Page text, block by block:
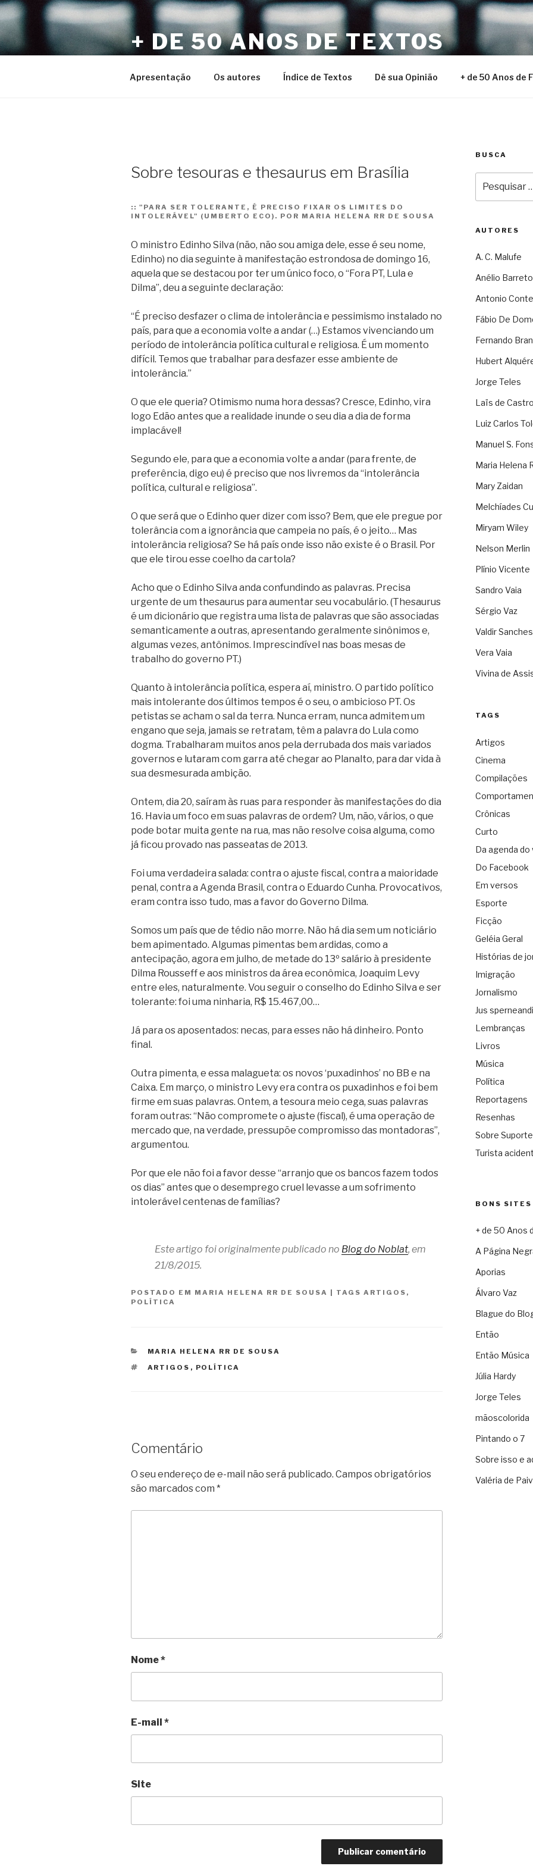
Pular
para
o
conteúdo
+ DE 50 ANOS DE TEXTOS
Apresentação Os autores Índice de Textos Dê sua Opinião + de 50 Anos de
Sobre tesouras e thesaurus em Brasília
:: "PARA SER TOLERANTE, É PRECISO FIXAR OS LIMITES DO
INTOLERÁVEL" (UMBERTO ECO). POR MARIA HELENA RR DE SOUSA
O ministro Edinho Silva (não, não sou amiga dele, esse é seu nome,
Edinho) no dia seguinte à manifestação estrondosa de domingo 16,
aquela que se destacou por ter um único foco, o “Fora PT, Lula e
Dilma”, deu a seguinte declaração:
“É preciso desfazer o clima de intolerância e pessimismo instalado no
país, para que a economia volte a andar (…) Estamos vivenciando um
período de intolerância política cultural e religiosa. É um momento
difícil. Temos que trabalhar para desfazer esse ambiente de
intolerância.”
O que ele queria? Otimismo numa hora dessas? Cresce, Edinho, vira
logo Edão antes que a realidade inunde o seu dia a dia de forma
implacável!
Segundo ele, para que a economia volte a andar (para frente, de
preferência, digo eu) é preciso que nos livremos da “intolerância
política, cultural e religiosa”.
O que será que o Edinho quer dizer com isso? Bem, que ele pregue por
tolerância com a ignorância que campeia no país, é o jeito… Mas
intolerância religiosa? Se há país onde isso não existe é o Brasil. Por
que ele tirou esse coelho da cartola?
Acho que o Edinho Silva anda confundindo as palavras. Precisa
urgente de um thesaurus para aumentar seu vocabulário. (Thesaurus
é um dicionário que registra uma lista de palavras que são associadas
semanticamente a outras, apresentando geralmente sinônimos e,
algumas vezes, antônimos. Imprescindível nas boas mesas de
trabalho do governo PT.)
Quanto à intolerância política, espera aí, ministro. O partido político
mais intolerante dos últimos tempos é o seu, o ambicioso PT. Os
petistas se acham o sal da terra. Nunca erram, nunca admitem um
engano que seja, jamais se retratam, têm a palavra do Lula como
dogma. Trabalharam muitos anos pela derrubada dos mais variados
governos e lutaram com garra até chegar ao Planalto, para dar vida à
sua desmesurada ambição.
Ontem, dia 20, saíram às ruas para responder às manifestações do dia
16. Havia um foco em suas palavras de ordem? Um, não, vários, o que
pode botar muita gente na rua, mas não resolve coisa alguma, como
já ficou provado nas passeatas de 2013.
Foi uma verdadeira salada: contra o ajuste fiscal, contra a maioridade
penal, contra a Agenda Brasil, contra o Eduardo Cunha. Provocativos,
eram contra isso tudo, mas a favor do Governo Dilma.
Somos um país que de tédio não morre. Não há dia sem um noticiário
bem apimentado. Algumas pimentas bem ardidas, como a
antecipação, agora em julho, de metade do 13º salário à presidente
Dilma Rousseff e aos ministros da área econômica, Joaquim Levy
entre eles, naturalmente. Vou seguir o conselho do Edinho Silva e ser
tolerante: foi uma ninharia, R$ 15.467,00…
Já para os aposentados: necas, para esses não há dinheiro. Ponto
final.
Outra pimenta, e essa malagueta: os novos ‘puxadinhos’ no BB e na
Caixa. Em março, o ministro Levy era contra os puxadinhos e foi bem
firme em suas palavras. Ontem, a tesoura meio cega, suas palavras
foram outras: “Não compromete o ajuste (fiscal), é uma operação de
mercado que, na verdade, pressupõe compromisso das montadoras”,
argumentou.
Por que ele não foi a favor desse “arranjo que os bancos fazem todos
os dias” antes que o desemprego cruel levasse a um sofrimento
intolerável centenas de famílias?
Este artigo foi originalmente publicado no Blog do Noblat, em
21/8/2015.
POSTADO EM MARIA HELENA RR DE SOUSA | TAGS ARTIGOS ,
POLÍTICA
CATEGORIAS
MARIA HELENA RR DE SOUSA
TAGS
ARTIGOS , POLÍTICA
Comentário
O seu endereço de e-mail não será publicado. Campos obrigatórios
são marcados com *
Nome*
E-mail *
Site
BUSCA
por:
AUTORES
A. C. Malufe
Anélio Barreto
Antonio
Fábio De
Fernando
Hubert
Jorge Teles
Laïs de Castro
Luiz Carlos
Manuel S.
Maria Helena
Mary Zaidan
Melchíades
Miryam Wiley
Nelson Merlin
Plínio Vicente
Sandro Vaia
Sérgio Vaz
Valdir Sanches
Vera Vaia
Vivina de
TAGS
Artigos
Cinema
Compilações
Crônicas
Curto
Da agenda do
Do Facebook
Em versos
Esporte
Ficção
Geléia Geral
Histórias de
Imigração
Jornalismo
Jus sperneandi
Lembranças
Livros
Música
Política
Reportagens
Resenhas
Sobre
Turista
BONS SITES
+ de 50 Anos
A Página
Aporias
Álvaro Vaz
Blague do
Então
Então Música
Júlia Hardy
Jorge Teles
mãoscolorida
Pintando o 7
Sobre isso e
Valéria de